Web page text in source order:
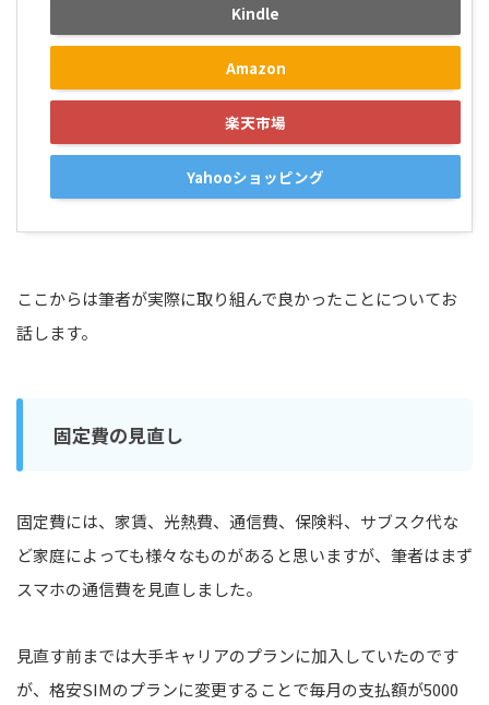
Kindle
Amazon
楽天市場
Yahooショッピング
ここからは筆者が実際に取り組んで良かったことについてお
話します。
固定費の見直し
固定費には、家賃、光熱費、通信費、保険料、サブスク代な
ど家庭によっても様々なものがあると思いますが、筆者はまず
スマホの通信費を見直しました。
見直す前までは大手キャリアのプランに加入していたのです
が、格安SIMのプランに変更することで毎月の支払額が5000